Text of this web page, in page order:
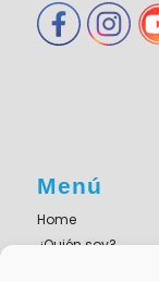
Menú
Home
¿Quién soy?